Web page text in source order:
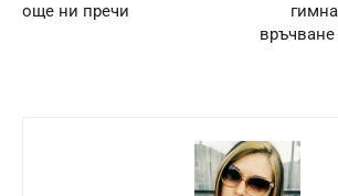
още ни пречи